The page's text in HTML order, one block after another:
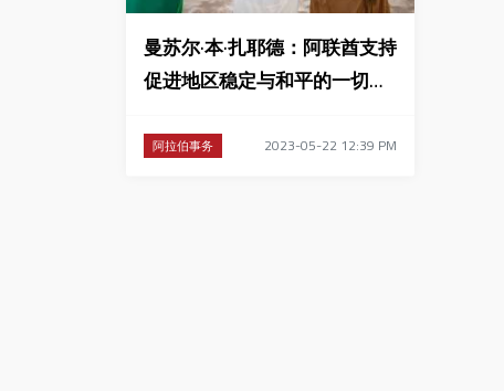
曼苏尔·本·扎耶德：阿联酋支持
促进地区稳定与和平的一切努
阿拉伯事务 2023-05-22 12:39 PM